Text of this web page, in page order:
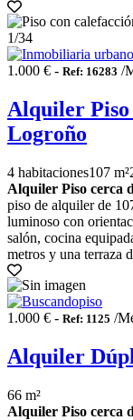
1/34
1.000 € - Ref: 16283 /
Alquiler Piso
Logroño
4 habitaciones107 m²
Alquiler Piso cerca
piso de alquiler de
luminoso con
salón, cocina
metros y una terraza
1.000 € - Ref: 1125 /
Alquiler
66 m²
Alquiler Piso cerca